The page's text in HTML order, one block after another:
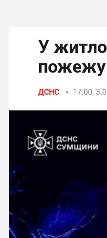
У
пожежу
ДСНС 17:00,